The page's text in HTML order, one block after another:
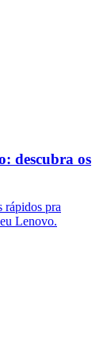
descubra os
rápidos pra
Lenovo.